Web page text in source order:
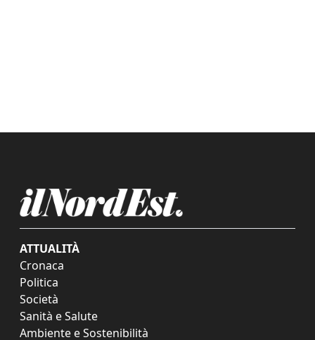
ATTUALITÀ
Cronaca
Politica
Società
Sanità e Salute
Ambiente e Sostenibilità